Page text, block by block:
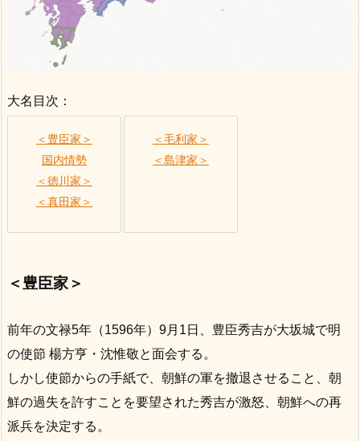
大名目次：
＜豊臣家＞
国内情勢
＜徳川家＞
＜真田家＞
＜毛利家＞
＜島津家＞
＜豊臣家＞
前年の文禄5年（1596年）9月1日、豊臣秀吉が大坂城で明
の使節 楊方亨・沈惟敬と面会する。
しかし使節からの手紙で、朝鮮の軍を撤退させること、朝
鮮の過失を許すことを要望された秀吉が激怒、朝鮮への再
派兵を決定する。